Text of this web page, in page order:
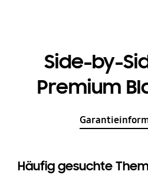
Side-by-
Premium
Häufig gesuchte